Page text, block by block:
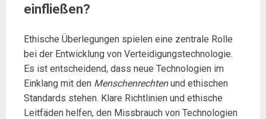
einfließen?
Ethische Überlegungen spielen eine zentrale Rolle
bei der Entwicklung von Verteidigungstechnologie.
Es ist entscheidend, dass neue Technologien im
Einklang mit den Menschenrechtenund ethischen
Standards stehen. Klare Richtlinien und ethische
Leitfäden helfen, den Missbrauch von Technologien